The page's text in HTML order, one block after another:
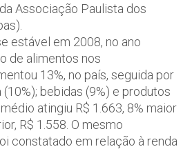
Associação Paulista dos
estável em 2008, no ano
de alimentos nos
13%, no país, seguida por
bebidas (9%) e produtos
atingiu R$ 1.663, 8% maior
R$ 1.558. O mesmo
constatado em relação à renda